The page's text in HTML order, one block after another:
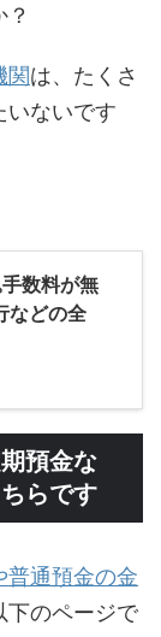
関は、たくさ
いないです
数料が無
などの全
預金な
らです
普通預金の金
下のページで